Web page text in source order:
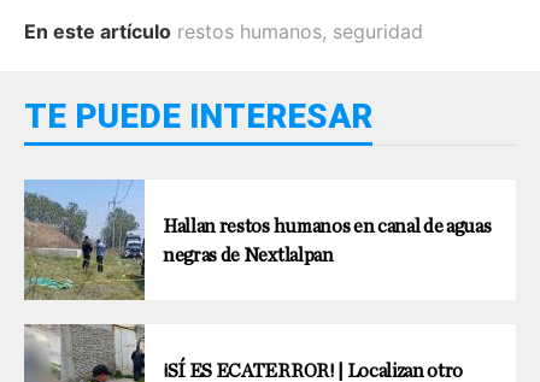
En este artículo restos humanos, seguridad
TE PUEDE INTERESAR
Hallan restos humanos en canal de aguas
negras de Nextlalpan
¡SÍ ES ECATERROR! | Localizan otro